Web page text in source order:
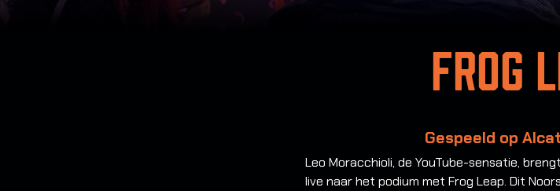
Frog
Gespeeld op
Leo Moracchioli, de YouTube-sensatie,
live naar het podium met Frog Leap. Dit